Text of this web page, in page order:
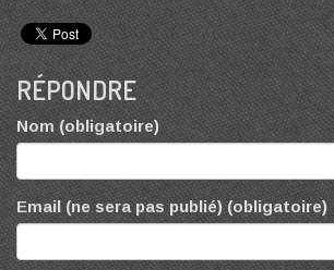
RÉPONDRE
Nom (obligatoire)
Email (ne sera pas publié) (obligatoire)